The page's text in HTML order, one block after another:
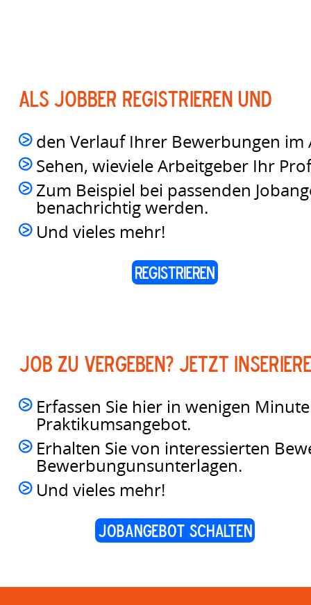
Als Jobber registrieren und
den Verlauf Ihrer Bewerbungen im
Sehen, wieviele Arbeitgeber Ihr
Zum Beispiel bei passenden
benachrichtig werden.
Und vieles mehr!
REGISTRIEREN
Job zu vergeben? Jetzt
Erfassen Sie hier in wenigen
Praktikumsangebot.
Erhalten Sie von interessierten
Bewerbungunsunterlagen.
Und vieles mehr!
Jobangebot schalten